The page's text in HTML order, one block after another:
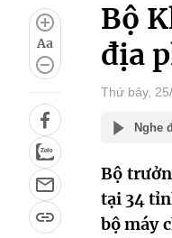
Aa
Bộ
địa
Thứ bảy,
Nghe
Bộ
tại 34
bộ máy